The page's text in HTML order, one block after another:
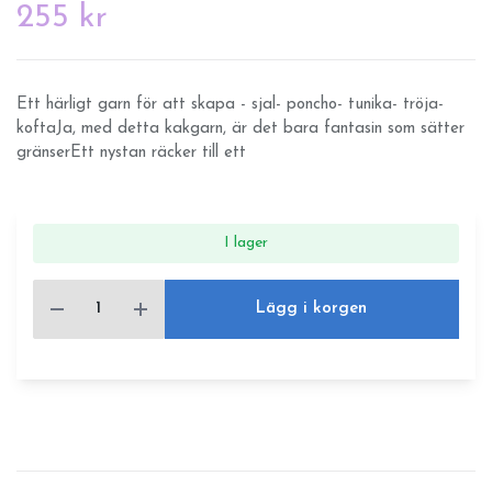
255 kr
Ett härligt garn för att skapa - sjal- poncho- tunika- tröja-
koftaJa, med detta kakgarn, är det bara fantasin som sätter
gränserEtt nystan räcker till ett
I lager
Lägg i korgen